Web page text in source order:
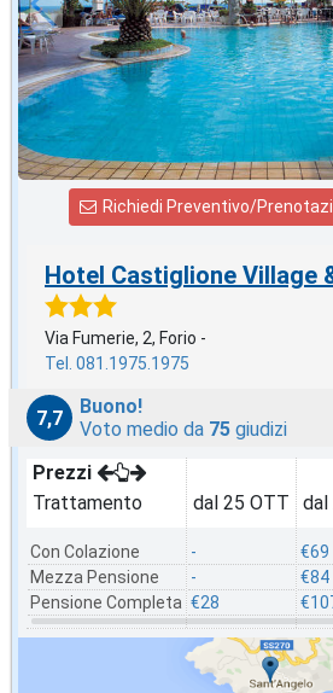
Richiedi Preventivo/
Hotel Castiglione Village
Via Fumerie, 2, Forio -
Tel. 081.1975.1975
7,7
Buono!
Voto medio da 75 giudizi
Prezzi
Trattamento
Con Colazione
Mezza Pensione
Pensione Completa
dal 25 OTT
-
-
€28
dal
€69
€84